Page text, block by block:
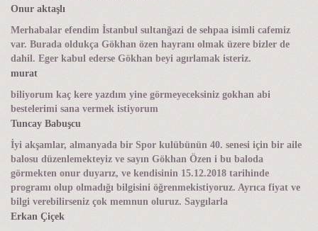
Onur aktaşlı
Merhabalar efendim İstanbul sultanğazi de sehpaa isimli cafemiz
var. Burada oldukça Gökhan özen hayranı olmak üzere bizler de
dahil. Eger kabul ederse Gökhan beyi agırlamak isteriz.
murat
biliyorum kaç kere yazdım yine görmeyeceksiniz gokhan abi
bestelerimi sana vermek istiyorum
Tuncay Babuşcu
İyi akşamlar, almanyada bir Spor kulübünün 40. senesi için bir aile
balosu düzenlemekteyiz ve sayın Gökhan Özen i bu baloda
görmekten onur duyarız, ve kendisinin 15.12.2018 tarihinde
programı olup olmadığı bilgisini öğrenmekistiyoruz. Ayrıca fiyat ve
bilgi verebilirseniz çok memnun oluruz. Saygılarla
Erkan Çiçek